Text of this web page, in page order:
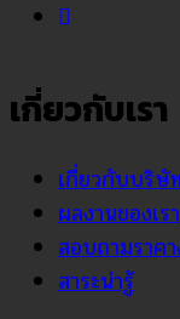
เกี่ยวกับเรา
เกี่ยวกับบริษั
ผลงานของเรา
สอบถามราค
สาระน่ารู้